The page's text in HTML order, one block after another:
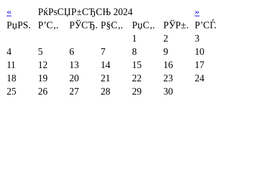
« РќРѕСЏР±СЂСЊ 2024
»
РџРЅ.
Р’С‚. РЎСЂ. Р§С‚. РџС‚. РЎР±.
Р’СЃ.
1
2
3
4
5 6 7 8 9
10
11
12 13 14 15 16
17
18
19 20 21 22 23
24
25
26 27 28 29 30